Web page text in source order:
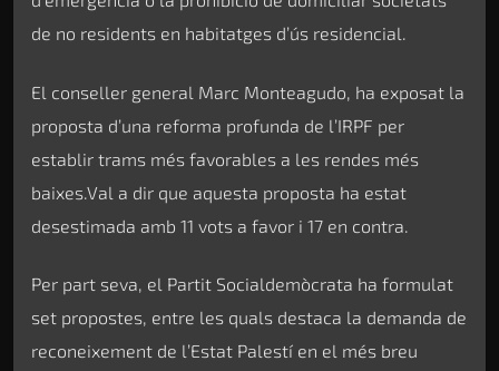
de no residents en habitatges d’ús residencial.
El conseller general Marc Monteagudo, ha exposat la
proposta d’una reforma profunda de l’IRPF per
establir trams més favorables a les rendes més
baixes.Val a dir que aquesta proposta ha estat
desestimada amb 11 vots a favor i 17 en contra.
Per part seva, el Partit Socialdemòcrata ha formulat
set propostes, entre les quals destaca la demanda de
reconeixement de l’Estat Palestí en el més breu